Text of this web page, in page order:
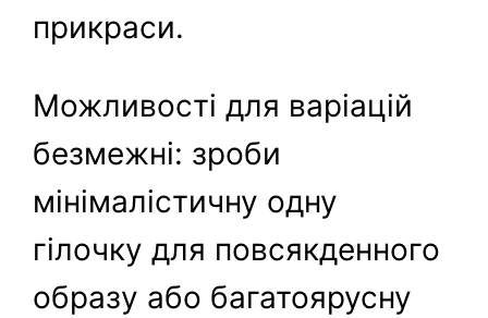
прикраси.
Можливості для варіацій
безмежні: зроби
мінімалістичну одну
гілочку для повсякденного
образу або багатоярусну